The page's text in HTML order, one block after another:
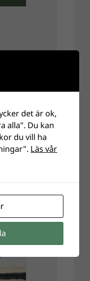
det är ok,
alla". Du kan
du vill ha
Läs vår